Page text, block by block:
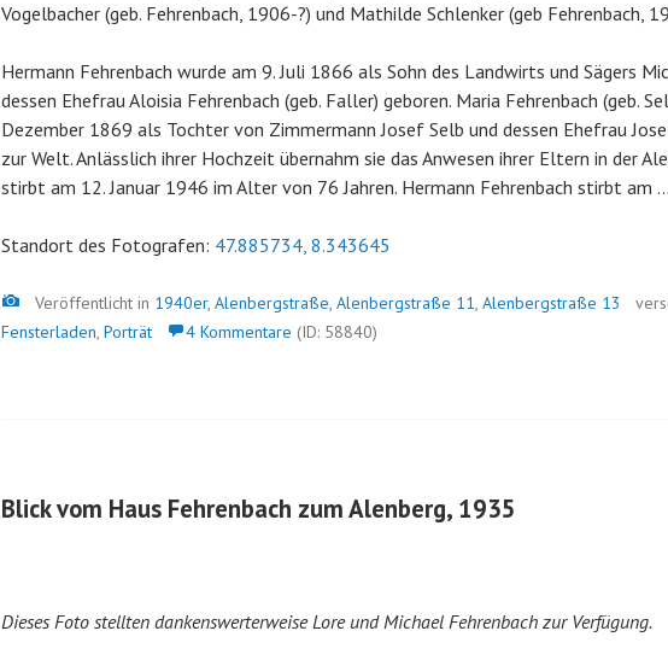
Vogelbacher (geb. Fehrenbach, 1906-?) und Mathilde Schlenker (geb Fehrenbach,
Hermann Fehrenbach wurde am 9. Juli 1866 als Sohn des Landwirts und Sägers
dessen Ehefrau Aloisia Fehrenbach (geb. Faller) geboren. Maria Fehrenbach (geb.
Dezember 1869 als Tochter von Zimmermann Josef Selb und dessen Ehefrau
zur Welt. Anlässlich ihrer Hochzeit übernahm sie das Anwesen ihrer Eltern in der
stirbt am 12. Januar 1946 im Alter von 76 Jahren. Hermann Fehrenbach stirbt am …
Standort des Fotografen: 47.885734, 8.343645
Bild
Veröffentlicht in 1940er, Alenbergstraße, Alenbergstraße 11, Alenbergstraße 13
Fensterladen, Porträt 4 Kommentare (ID: 58840)
Blick vom Haus Fehrenbach zum Alenberg, 1935
Dieses Foto stellten dankenswerterweise Lore und Michael Fehrenbach zur Verfügung.